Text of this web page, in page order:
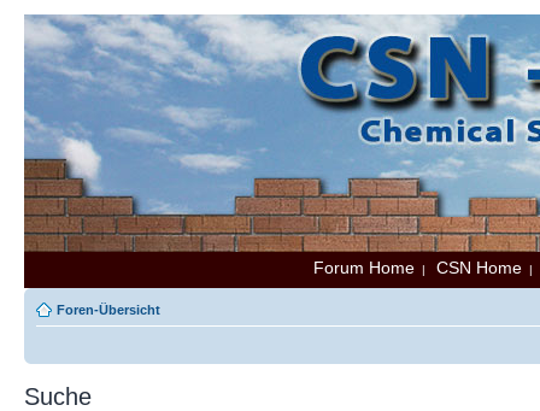
Forum Home | CSN Home
Foren-Übersicht
Suche